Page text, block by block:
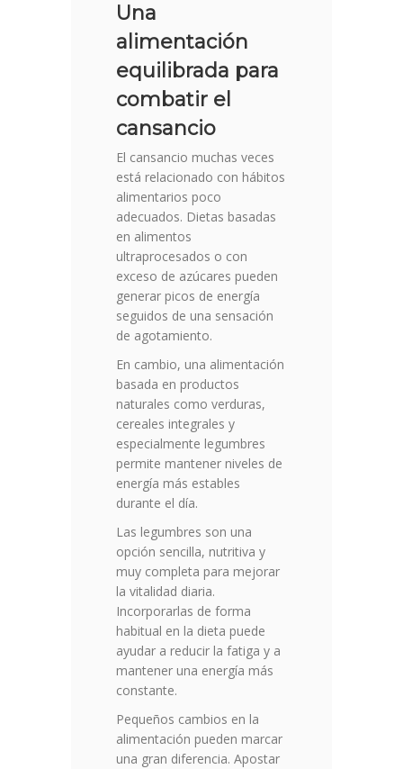
Una
alimentación
equilibrada para
combatir el
cansancio
El cansancio muchas veces
está relacionado con hábitos
alimentarios poco
adecuados. Dietas basadas
en alimentos
ultraprocesados o con
exceso de azúcares pueden
generar picos de energía
seguidos de una sensación
de agotamiento.
En cambio, una alimentación
basada en productos
naturales como verduras,
cereales integrales y
especialmente legumbres
permite mantener niveles de
energía más estables
durante el día.
Las legumbres son una
opción sencilla, nutritiva y
muy completa para mejorar
la vitalidad diaria.
Incorporarlas de forma
habitual en la dieta puede
ayudar a reducir la fatiga y a
mantener una energía más
constante.
Pequeños cambios en la
alimentación pueden marcar
una gran diferencia. Apostar